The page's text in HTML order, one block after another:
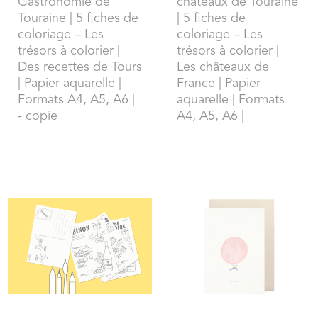
Touraine | 5 fiches de
coloriage – Les
trésors à colorier |
Des recettes de Tours
| Papier aquarelle |
Formats A4, A5, A6 |
- copie
| 5 fiches de
coloriage – Les
trésors à colorier |
Les châteaux de
France | Papier
aquarelle | Formats
A4, A5, A6 |